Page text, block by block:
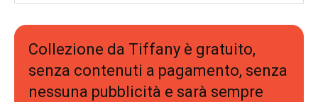
Collezione da Tiffany è gratuito,
senza contenuti a pagamento, senza
nessuna pubblicità e sarà sempre